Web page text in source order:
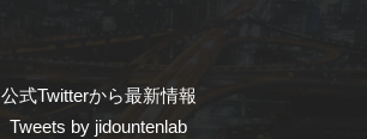
公式Twitterから最新情報
Tweets by jidountenlab